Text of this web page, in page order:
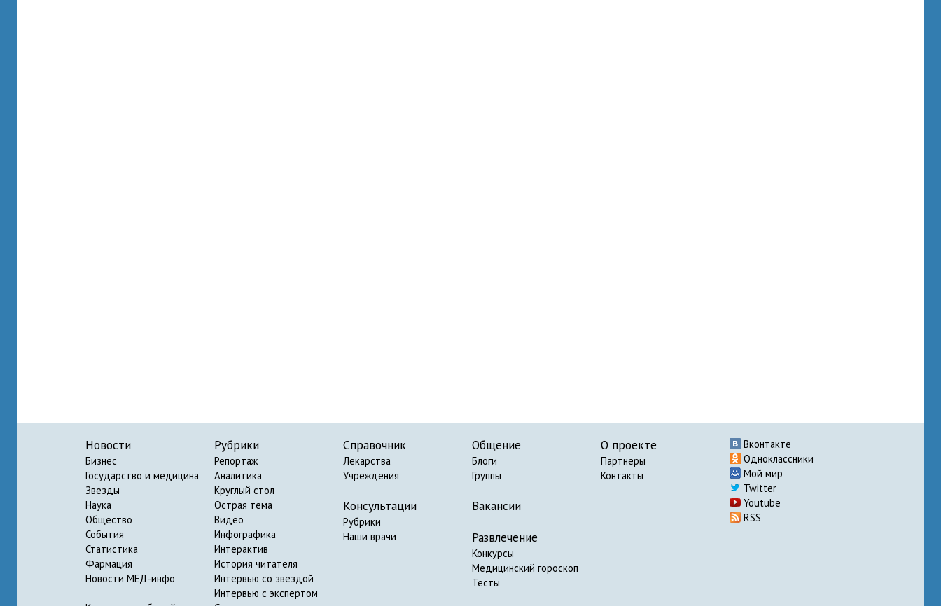
Новости
Бизнес
Государство и медицина
Звезды
Наука
Общество
События
Статистика
Фармация
Новости МЕД-инфо
Рубрики
Репортаж
Аналитика
Круглый стол
Острая тема
Видео
Инфографика
Интерактив
История читателя
Интервью со звездой
Интервью с экспертом
Справочник
Лекарства
Учреждения
Консультации
Рубрики
Наши врачи
Общение
Блоги
Группы
Вакансии
Развлечение
Конкурсы
Медицинский гороскоп
Тесты
О проекте
Партнеры
Контакты
Вконтакте
Одноклассники
Мой мир
Twitter
Youtube
RSS